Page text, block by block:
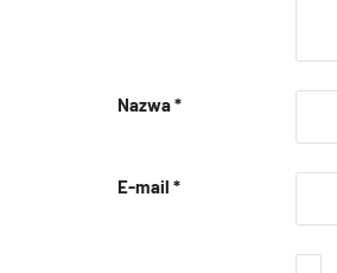
Nazwa*
E-mail *